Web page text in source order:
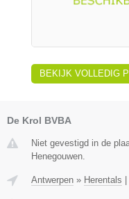
BEKIJK VOLLEDIG
De Krol BVBA
Niet gevestigd in de
Henegouwen.
Antwerpen » Herentals